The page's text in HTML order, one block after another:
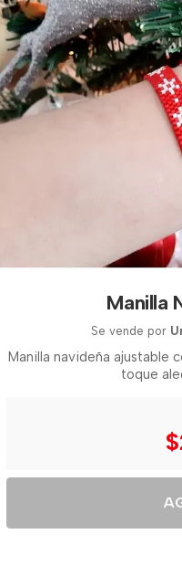
Manilla
Se vende por
Manilla navideña ajustable
toque